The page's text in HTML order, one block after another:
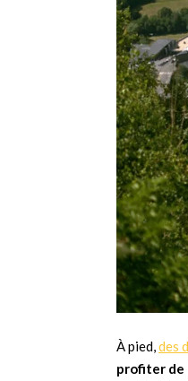
À pied, des
profiter de